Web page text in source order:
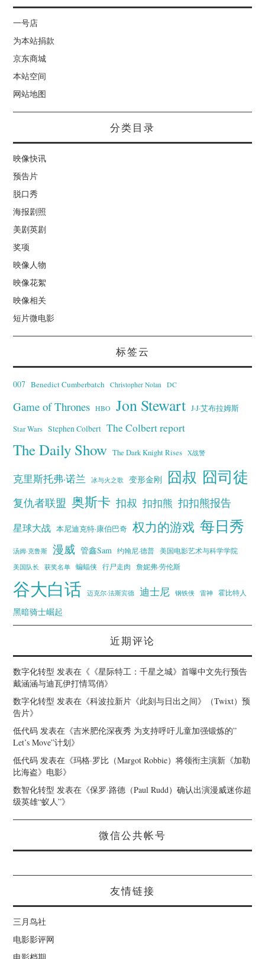
一号店
为本站捐款
京东商城
本站空间
网站地图
分类目录
映像快讯
预告片
脱口秀
海报剧照
美剧英剧
奖项
映像人物
映像花絮
映像相关
短片微电影
标签云
007 Benedict Cumberbatch Christopher Nolan DC
Game of Thrones HBO Jon Stewart J·J·艾布拉姆斯
Star Wars Stephen Colbert The Colbert report
The Daily Show The Dark Knight Rises X战警
克里斯托弗·诺兰 冰与火之歌 变形金刚 囧叔 囧司徒
复仇者联盟 奥斯卡 扣叔 扣扣熊 扣扣熊报告
星球大战 本尼迪克特·康伯巴奇 权力的游戏 每日秀
汤姆·克鲁斯 漫威 管鑫Sam 约翰尼·德普
美国电影艺术与科学学院
美国队长
获奖名单 蝙蝠侠 行尸走肉 詹妮弗·劳伦斯
谷大白话 迈克尔·法斯宾德 迪士尼 钢铁侠 雷神 霍比特人
黑暗骑士崛起
近期评论
数字化转型 发表在《 《星际特工：千星之城》首曝中文先行预告
戴涵涵与迪瓦伊打情骂俏》
数字化转型 发表在《科波拉新片《此刻与日出之间》（Twixt）预
告片》
低代码 发表在《吉米肥伦深夜秀 为支持呼吁儿童加强锻炼的”
Let’s Move”计划》
低代码 发表在《玛格·罗比（Margot Robbie）将领衔主演新《加勒
比海盗》电影》
数智化转型 发表在《保罗·路德（Paul Rudd）确认出演漫威迷你超
级英雄“蚁人”》
微信公共帐号
友情链接
三月鸟社
电影影评网